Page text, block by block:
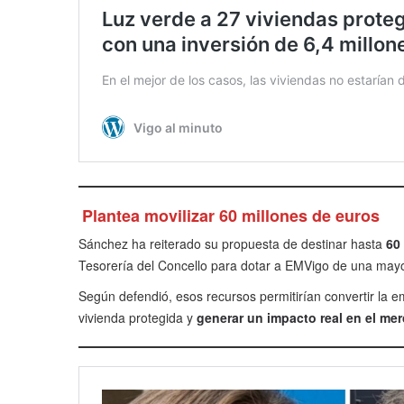
Plantea movilizar 60 millones de euros
Sánchez ha reiterado su propuesta de destinar hasta
Tesorería del Concello para dotar a EMVigo de una
Según defendió, esos recursos permitirían convertir la
vivienda protegida y generar un impacto real en el